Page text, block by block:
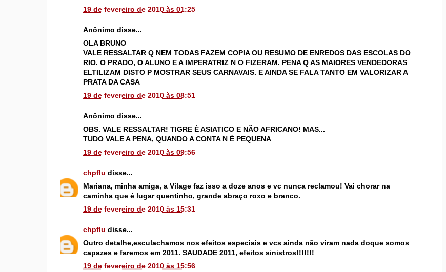
19 de fevereiro de 2010 às 01:25
Anônimo disse...
OLA BRUNO
VALE RESSALTAR Q NEM TODAS FAZEM COPIA OU RESUMO DE ENREDOS DAS ESCOLAS DO
RIO. O PRADO, O ALUNO E A IMPERATRIZ N O FIZERAM. PENA Q AS MAIORES VENDEDORAS
ELTILIZAM DISTO P MOSTRAR SEUS CARNAVAIS. E AINDA SE FALA TANTO EM VALORIZAR A
PRATA DA CASA
19 de fevereiro de 2010 às 08:51
Anônimo disse...
OBS. VALE RESSALTAR! TIGRE É ASIATICO E NÃO AFRICANO! MAS...
TUDO VALE A PENA, QUANDO A CONTA N É PEQUENA
19 de fevereiro de 2010 às 09:56
chpflu disse...
Mariana, minha amiga, a Vilage faz isso a doze anos e vc nunca reclamou! Vai chorar na
caminha que é lugar quentinho, grande abraço roxo e branco.
19 de fevereiro de 2010 às 15:31
chpflu disse...
Outro detalhe,esculachamos nos efeitos especiais e vcs ainda não viram nada doque somos
capazes e faremos em 2011. SAUDADE 2011, efeitos sinistros!!!!!!!
19 de fevereiro de 2010 às 15:56